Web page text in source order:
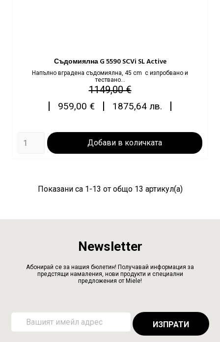
Съдомиялна G 5590 SCVi SL Active
Напълно вградена съдомиялна, 45 cm с изпробвано и
тествано...
Редовна
цена
1149,00 €Цена
959,00 € 1875,64 лв.
Добави в количката
Показани са 1-13 от общо 13 артикул(а)
Newsletter
Абонирай се за нашия бюлетин! Получавай информация за
предстящи намаления, нови продукти и специални
предложения от Miele!